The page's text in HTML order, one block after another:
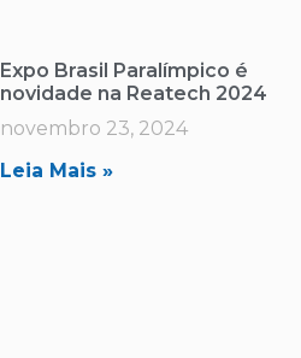
Expo Brasil Paralímpico é
novidade na Reatech 2024
novembro 23, 2024
Leia Mais »